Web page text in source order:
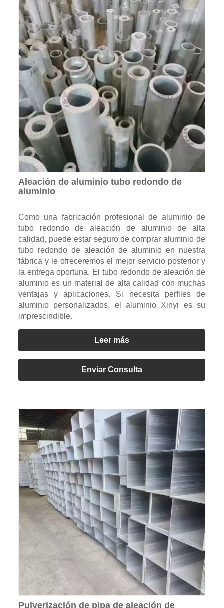
Aleación de aluminio tubo redondo de
aluminio
Como una fabricación profesional de aluminio de
tubo redondo de aleación de aluminio de alta
calidad, puede estar seguro de comprar aluminio de
tubo redondo de aleación de aluminio en nuestra
fábrica y le ofreceremos el mejor servicio posterior y
la entrega oportuna. El tubo redondo de aleación de
aluminio es un material de alta calidad con muchas
ventajas y aplicaciones. Si necesita perfiles de
aluminio personalizados, el aluminio Xinyi es su
imprescindible.
Leer más
Enviar Consulta
Pulverización de pipa de aleación de